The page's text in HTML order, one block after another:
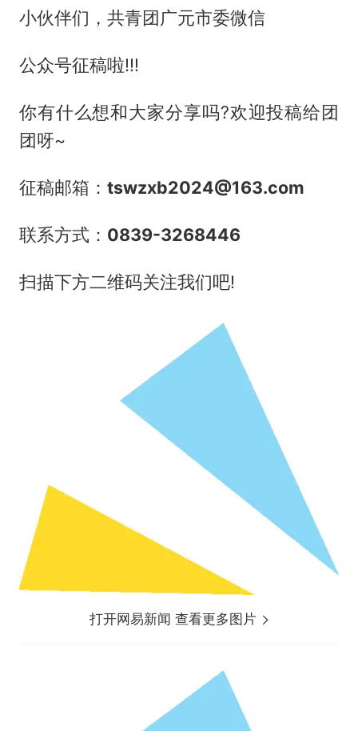
小伙伴们，共青团广元市委微信
公众号征稿啦!!!
你有什么想和大家分享吗?欢迎投稿给团
团呀~
征稿邮箱： tswzxb2024@163.com
联系方式： 0839-3268446
扫描下方二维码关注我们吧!
打开网易新闻 查看更多图片